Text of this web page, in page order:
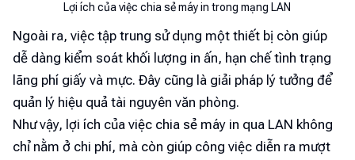
Lợi ích của việc chia sẻ máy in trong mạng LAN
Ngoài ra, việc tập trung sử dụng một thiết bị còn giúp
dễ dàng kiểm soát khối lượng in ấn, hạn chế tình trạng
lãng phí giấy và mực. Đây cũng là giải pháp lý tưởng để
quản lý hiệu quả tài nguyên văn phòng.
Như vậy, lợi ích của việc chia sẻ máy in qua LAN không
chỉ nằm ở chi phí, mà còn giúp công việc diễn ra mượt